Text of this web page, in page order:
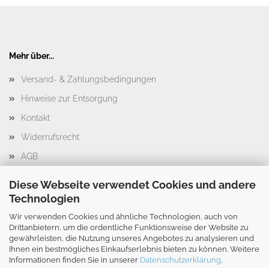
Diese Webseite verwendet Cookies und andere
Technologien
Wir verwenden Cookies und ähnliche Technologien, auch von
Drittanbietern, um die ordentliche Funktionsweise der Website zu
gewährleisten, die Nutzung unseres Angebotes zu analysieren und
Ihnen ein bestmögliches Einkaufserlebnis bieten zu können. Weitere
Informationen finden Sie in unserer Datenschutzerklärung.
Mehr über...
Versand- & Zahlungsbedingungen
Hinweise zur Entsorgung
Kontakt
Widerrufsrecht
AGB
Datenschutzerklärung
Cookie Einstellungen